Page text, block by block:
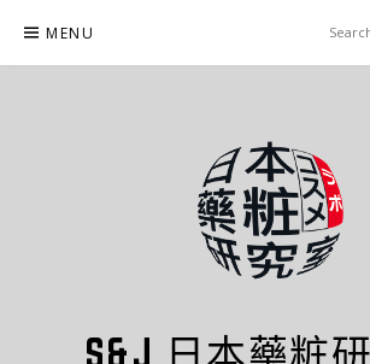
content
MENU
S&J 日本藥粧